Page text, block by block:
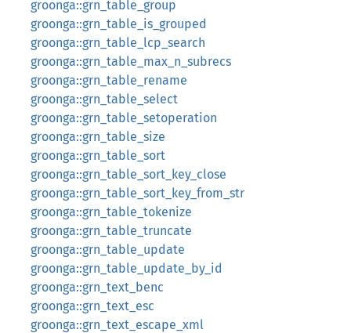
groonga::grn_table_group
groonga::grn_table_is_grouped
groonga::grn_table_lcp_search
groonga::grn_table_max_n_subrecs
groonga::grn_table_rename
groonga::grn_table_select
groonga::grn_table_setoperation
groonga::grn_table_size
groonga::grn_table_sort
groonga::grn_table_sort_key_close
groonga::grn_table_sort_key_from_str
groonga::grn_table_tokenize
groonga::grn_table_truncate
groonga::grn_table_update
groonga::grn_table_update_by_id
groonga::grn_text_benc
groonga::grn_text_esc
groonga::grn_text_escape_xml